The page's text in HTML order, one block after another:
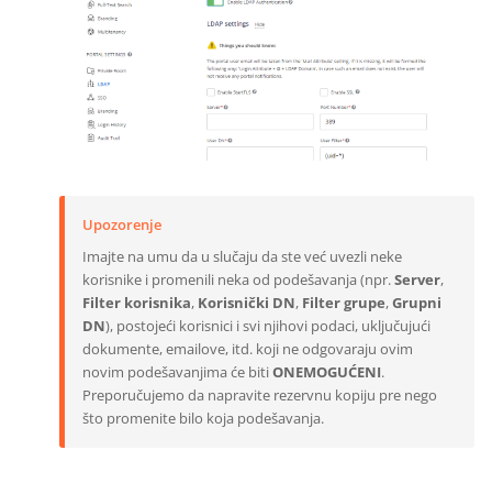
Upozorenje
Imajte na umu da u slučaju da ste već uvezli neke
korisnike i promenili neka od podešavanja (npr.Server,
Filter korisnika, Korisnički DN, Filter grupe,Grupni
DN), postojeći korisnici i svi njihovi podaci, uključujući
dokumente, emailove, itd. koji ne odgovaraju ovim
novim podešavanjima će bitiONEMOGUĆENI.
Preporučujemo da napravite rezervnu kopiju pre nego
što promenite bilo koja podešavanja.